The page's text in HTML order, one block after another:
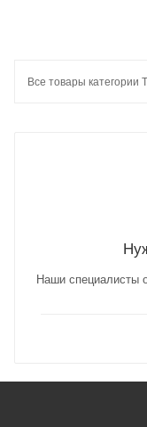
Все товары категории
Наши специалисты